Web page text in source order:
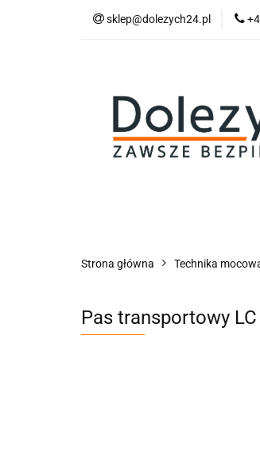
sklep@dolezych24.pl
Strona główna Technika
Pas transportowy